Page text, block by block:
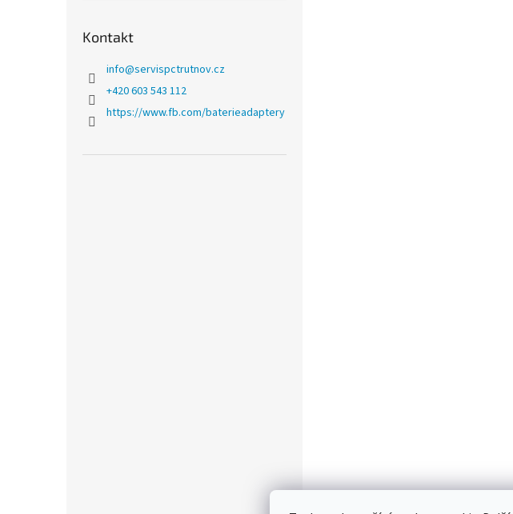
Kontakt
info@servispctrutnov.cz
+420 603 543 112
https://www.fb.com/baterieadaptery